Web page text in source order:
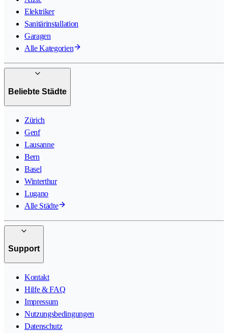
Elektriker
Sanitärinstallation
Garagen
Alle Kategorien
Beliebte Städte
Zürich
Genf
Lausanne
Bern
Basel
Winterthur
Lugano
Alle Städte
Support
Kontakt
Hilfe & FAQ
Impressum
Nutzungsbedingungen
Datenschutz